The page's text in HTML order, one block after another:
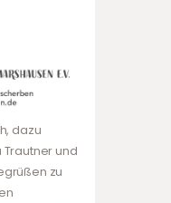
dazu
und
zu